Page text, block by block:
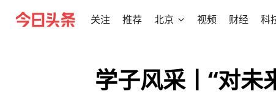
关注 推荐 北京 视频 财经 科
学子风采丨“对未